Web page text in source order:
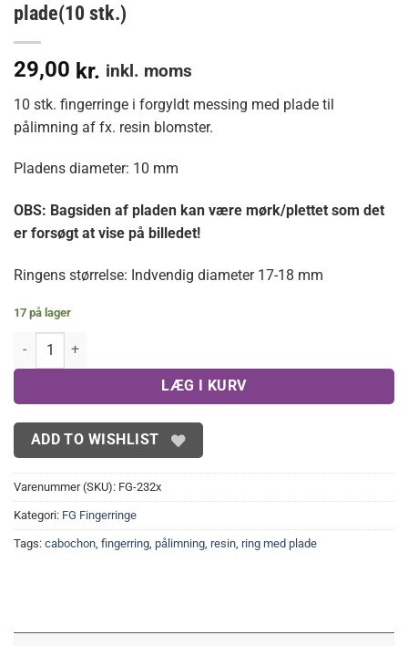
plade(10 stk.)
29,00 kr. inkl. moms
10 stk. fingerringe i forgyldt messing med plade til
pålimning af fx. resin blomster.
Pladens diameter: 10 mm
OBS: Bagsiden af pladen kan være mørk/plettet som det
er forsøgt at vise på billedet!
Ringens størrelse: Indvendig diameter 17-18 mm
17 på lager
*2.sortering- FG Fingerringe med 10 mm plade(10 stk.) antal
LÆG I KURV
ADD TO WISHLIST
Varenummer (SKU): FG-232x
Kategori: FG Fingerringe
Tags: cabochon fingerring pålimning resin ring med plade